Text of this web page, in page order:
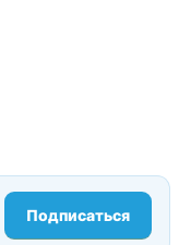
Подписаться